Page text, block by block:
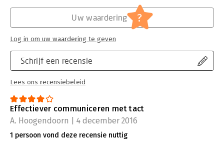
Schrijf een recensie
Lees ons recensiebeleid
Uw waardering ?
Log in om uw waardering te geven
Effectiever communiceren met tact
A. Hoogendoorn | 4 december 2016
1 persoon vond deze recensie nuttig